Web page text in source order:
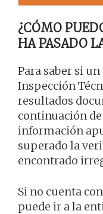
¿CÓMO
HA PASADO
Para saber si
Inspección
resultados
continuación
información
superado la
encontrado
Si no cuenta
puede ir a la